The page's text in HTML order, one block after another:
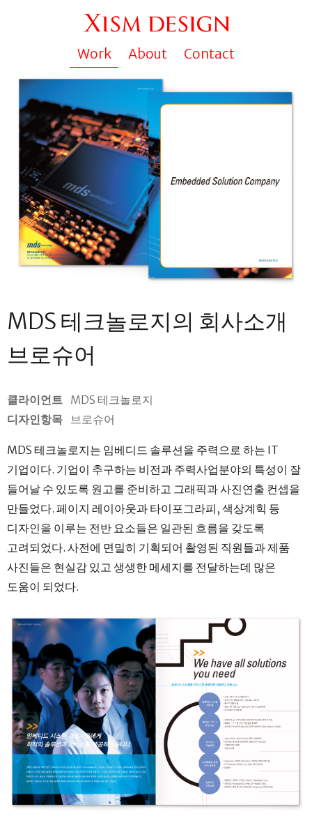
Work About Contact
MDS 테크놀로지의 회사소개
브로슈어
클라이언트 MDS 테크놀로지
디자인항목
브로슈어
MDS 테크놀로지는 임베디드 솔루션을 주력으로 하는 IT
기업이다. 기업이 추구하는 비전과 주력사업분야의 특성이 잘
들어날 수 있도록 원고를 준비하고 그래픽과 사진연출 컨셉을
만들었다. 페이지 레이아웃과 타이포그라피, 색상계힉 등
디자인을 이루는 전반 요소들은 일관된 흐름을 갖도록
고려되었다. 사전에 면밀히 기획되어 촬영된 직원들과 제품
사진들은 현실감 있고 생생한 메세지를 전달하는데 많은
도움이 되었다.